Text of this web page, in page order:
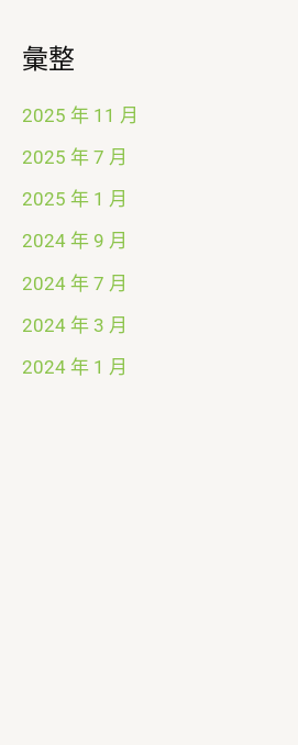
彙整
2025 年 11 月
2025 年 7 月
2025 年 1 月
2024 年 9 月
2024 年 7 月
2024 年 3 月
2024 年 1 月